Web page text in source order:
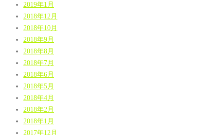
2019年1月
2018年12月
2018年10月
2018年9月
2018年8月
2018年7月
2018年6月
2018年5月
2018年4月
2018年2月
2018年1月
2017年12月